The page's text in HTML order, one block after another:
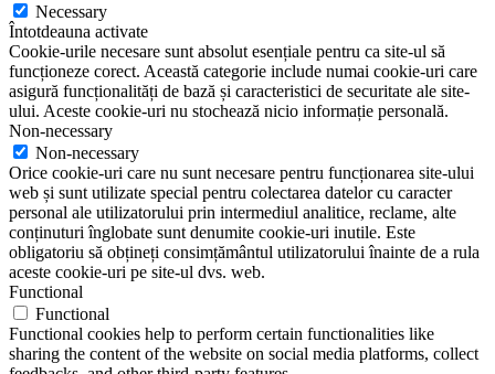
Necessary
Întotdeauna activate
Cookie-urile necesare sunt absolut esențiale pentru ca site-ul să
funcționeze corect. Această categorie include numai cookie-uri care
asigură funcționalități de bază și caracteristici de securitate ale site-
ului. Aceste cookie-uri nu stochează nicio informație personală.
Non-necessary
Non-necessary
Orice cookie-uri care nu sunt necesare pentru funcționarea site-ului
web și sunt utilizate special pentru colectarea datelor cu caracter
personal ale utilizatorului prin intermediul analitice, reclame, alte
conținuturi înglobate sunt denumite cookie-uri inutile. Este
obligatoriu să obțineți consimțământul utilizatorului înainte de a rula
aceste cookie-uri pe site-ul dvs. web.
Functional
Functional
Functional cookies help to perform certain functionalities like
sharing the content of the website on social media platforms, collect